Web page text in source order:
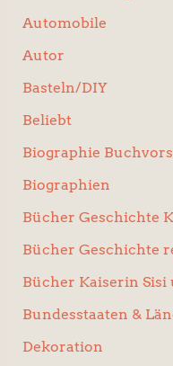
Automobile
Autor
Basteln/DIY
Beliebt
Biographie
Biographien
Bücher Geschichte
Bücher Geschichte
Bücher Kaiserin Sisi
Bundesstaaten &
Dekoration